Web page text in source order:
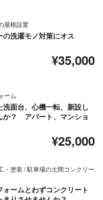
屋根設置
の洗濯モノ対策にオス
¥35,000
ーム
洗面台、心機一転、新設し
か？ アパート、マンショ
¥25,000
・塗装 / 駐車場の土間コンクリー
ォームとわずコンクリート